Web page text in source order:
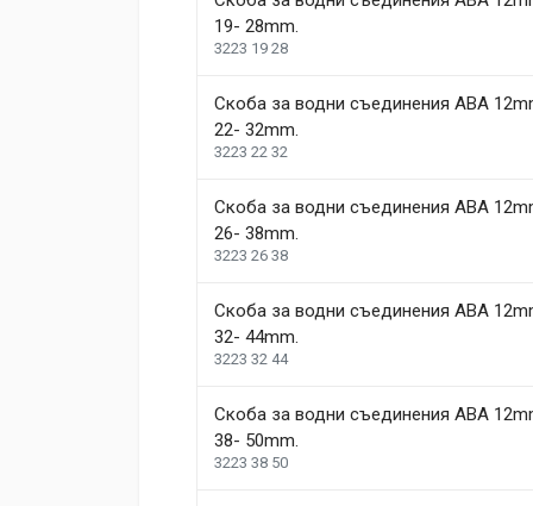
Review Stars
Your Review
Post Your Review
19- 28mm.
3223 19 28
Скоба за водни съединения ABA
22- 32mm.
3223 22 32
Скоба за водни съединения ABA
26- 38mm.
3223 26 38
Скоба за водни съединения ABA
32- 44mm.
3223 32 44
Скоба за водни съединения ABA
38- 50mm.
3223 38 50